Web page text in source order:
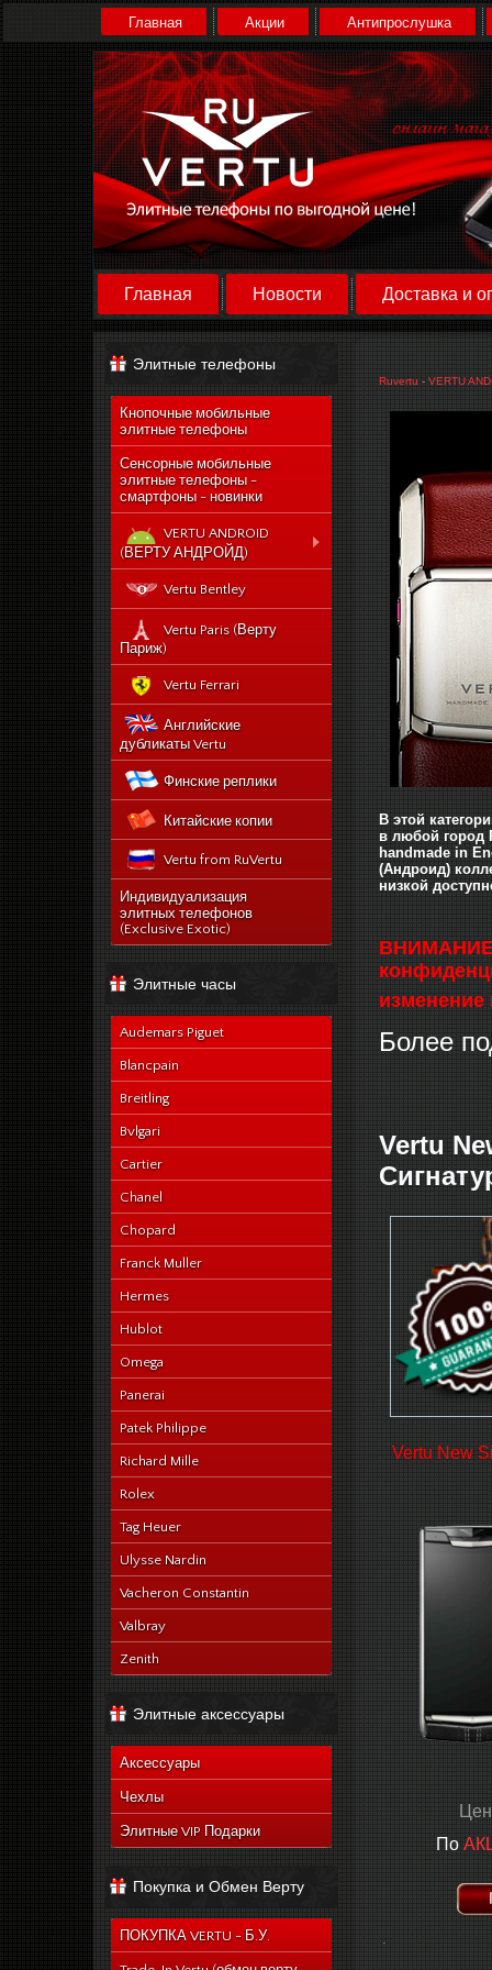
Главная Акции Антипрослушка
Главная Новости Доставка и
Элитные телефоны
Кнопочные мобильные
элитные телефоны
Сенсорные мобильные
элитные телефоны -
смартфоны - новинки
VERTU ANDROID
(ВЕРТУ АНДРОЙД)
Новый Vertu Signature
New Touch
Vertu Constellation X duos
Sim - смартфон Верту
Констелейшен икс на две
сим карты
Vertu Signature touch
Vertu Aster (Верту Астер)
Vertu Ti
Vertu Constellation V
noviy-vertu-signature-
new-touch
catalog
543-vertu-signature-
touch-grape-lizard-
en
navy-alligator-en
category
175-novyj-vertu-
signature-new-touch
Vertu Bentley
Vertu Paris (Верту
Париж)
Vertu Ferrari
Английские
дубликаты Vertu
Финские реплики
Китайские копии
Vertu from RuVertu
Индивидуализация
элитных телефонов
(Exclusive Exotic)
Элитные часы
Audemars Piguet
Blancpain
Breitling
Bvlgari
Cartier
Chanel
Chopard
Franck Muller
Hermes
Hublot
Omega
Panerai
Patek Philippe
Richard Mille
Rolex
Tag Heuer
Ulysse Nardin
Vacheron Constantin
Valbray
Zenith
Элитные аксессуары
Аксессуары
Чехлы
Элитные VIP Подарки
Покупка и Обмен Верту
ПОКУПКА VERTU - Б.У.
Ruvertu - VERTU
В этой
в любой город
handmade in
(Андроид)
низкой
ВНИМАНИЕ:
изменение
Более
Vertu
Vertu New
По
.